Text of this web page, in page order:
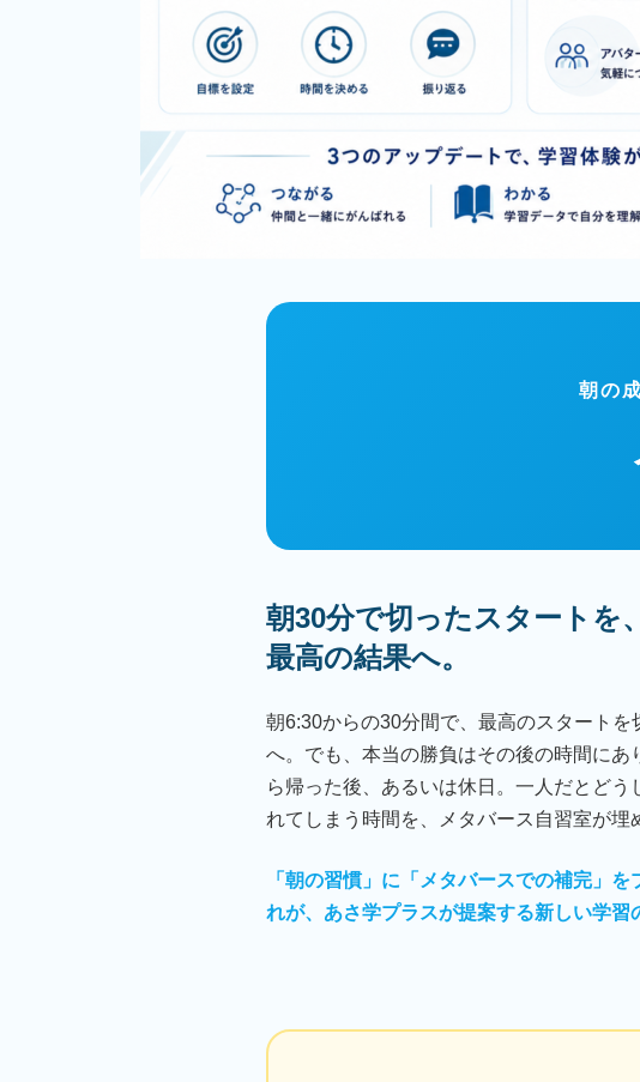
朝の
朝30分で切ったスタートを、
最高の結果へ。
朝6:30からの30分間で、最高のスタートを
へ。でも、本当の勝負はその後の時間にあ
ら帰った後、あるいは休日。一人だとどう
れてしまう時間を、メタバース自習室が埋
「朝の習慣」に「メタバースでの補完」を
れが、あさ学プラスが提案する新しい学習